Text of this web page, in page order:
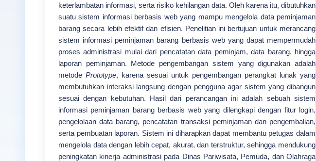
keterlambatan informasi, serta risiko kehilangan data. Oleh karena itu, dibutuhkan
suatu sistem informasi berbasis web yang mampu mengelola data peminjaman
barang secara lebih efektif dan efisien. Penelitian ini bertujuan untuk merancang
sistem informasi peminjaman barang berbasis web yang dapat mempermudah
proses administrasi mulai dari pencatatan data peminjam, data barang, hingga
laporan peminjaman. Metode pengembangan sistem yang digunakan adalah
metode Prototype, karena sesuai untuk pengembangan perangkat lunak yang
membutuhkan interaksi langsung dengan pengguna agar sistem yang dibangun
sesuai dengan kebutuhan. Hasil dari perancangan ini adalah sebuah sistem
informasi peminjaman barang berbasis web yang dilengkapi dengan fitur login,
pengelolaan data barang, pencatatan transaksi peminjaman dan pengembalian,
serta pembuatan laporan. Sistem ini diharapkan dapat membantu petugas dalam
mengelola data dengan lebih cepat, akurat, dan terstruktur, sehingga mendukung
peningkatan kinerja administrasi pada Dinas Pariwisata, Pemuda, dan Olahraga